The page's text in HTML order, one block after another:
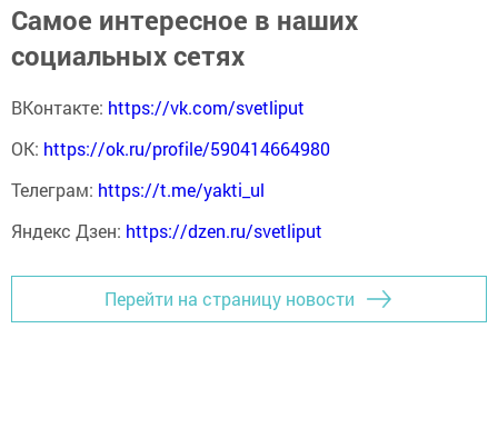
Самое интересное в наших
социальных сетях
ВКонтакте: https://vk.com/svetliput
ОК: https://ok.ru/profile/590414664980
Телеграм: https://t.me/yakti_ul
Яндекс Дзен: https://dzen.ru/svetliput
Перейти на страницу новости